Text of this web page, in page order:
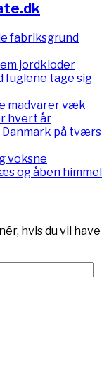
fabriksgrund
jordkloder
fuglene tage sig
madvarer væk
hvert år
Danmark på tværs
voksne
og åben himmel
hvis du vil have